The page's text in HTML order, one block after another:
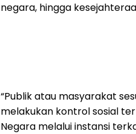
negara, hingga
“Publik atau masyarakat
melakukan kontrol sosial
Negara melalui instansi